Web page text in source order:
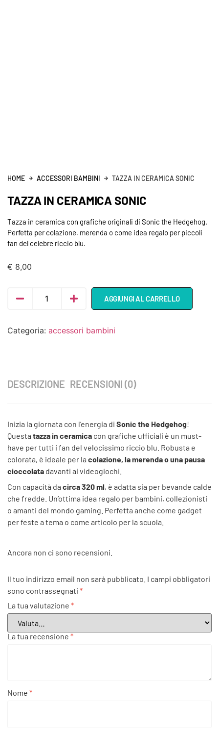
HOME ACCESSORI BAMBINI TAZZA IN CERAMICA SONIC
TAZZA IN CERAMICA SONIC
Tazza in ceramica con grafiche originali di Sonic the Hedgehog.
Perfetta per colazione, merenda o come idea regalo per piccoli
fan del celebre riccio blu.
€ 8,00
AGGIUNGI AL CARRELLO
Categoria: accessori bambini
DESCRIZIONE RECENSIONI (0)
Inizia la giornata con l’energia di Sonic the Hedgehog!
Questa tazza in ceramica con grafiche ufficiali è un must-
have per tutti i fan del velocissimo riccio blu. Robusta e
colorata, è ideale per la colazione, la merenda o una pausa
cioccolata davanti ai videogiochi.
Con capacità da circa 320 ml, è adatta sia per bevande calde
che fredde. Un’ottima idea regalo per bambini, collezionisti
o amanti del mondo gaming. Perfetta anche come gadget
per feste a tema o come articolo per la scuola.
Ancora non ci sono recensioni.
Il tuo indirizzo email non sarà pubblicato. I campi obbligatori
sono contrassegnati *
La tua valutazione *
La tua recensione *
Nome *